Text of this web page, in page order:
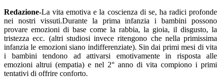
Redazione-La vita emotiva e la coscienza di se, ha radici profonde
nei nostri vissuti.Durante la prima infanzia i bambini possono
provare emozioni di base come la rabbia, la gioia, il disgusto, la
tristezza ecc. (altri studiosi invece ritengono che nella primissima
infanzia le emozioni siano indifferenziate). Sin dai primi mesi di vita
i bambini tendono ad attivarsi emotivamente in risposta alle
emozioni altrui (empatia) e nel 2° anno di vita compiono i primi
tentativi di offrire conforto.